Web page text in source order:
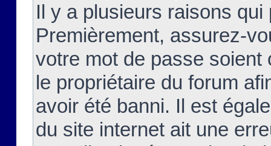
Il y a plusieurs raisons
Premièrement, assurez-
votre mot de passe soient
le propriétaire du forum
avoir été banni. Il est
du site internet ait une